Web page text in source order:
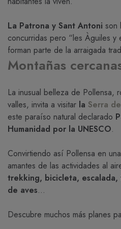
La Patrona y Sant Antoni son
concurridas pero “les Àguiles y
forman parte de la arraigada
Montañas
La inusual belleza de Pollensa,
valles, invita a visitar la Serra
este paraíso natural declarado
Humanidad por la UNESCO.
Convirtiendo así Pollensa en
amantes de las actividades al
trekking, bicicleta,
de aves...
Descubre muchos más planes